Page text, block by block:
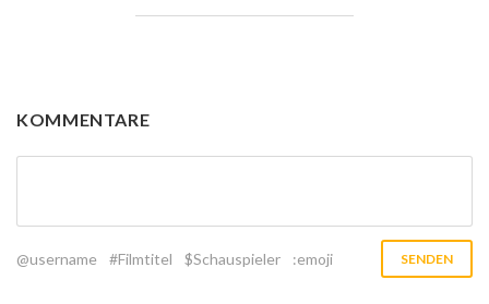
KOMMENTARE
@username #Filmtitel $Schauspieler :emoji